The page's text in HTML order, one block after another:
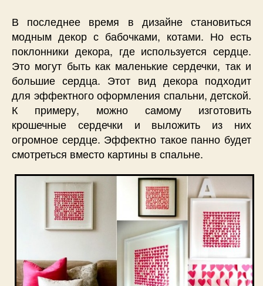
В последнее время в дизайне становиться
модным декор с бабочками, котами. Но есть
поклонники декора, где используется сердце.
Это могут быть как маленькие сердечки, так и
большие сердца. Этот вид декора подходит
для эффектного оформления спальни, детской.
К примеру, можно самому изготовить
крошечные сердечки и выложить из них
огромное сердце. Эффектно такое панно будет
смотреться вместо картины в спальне.